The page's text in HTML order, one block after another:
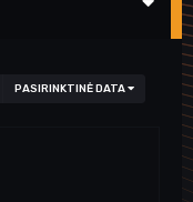
PASIRINKTINĖ DATA